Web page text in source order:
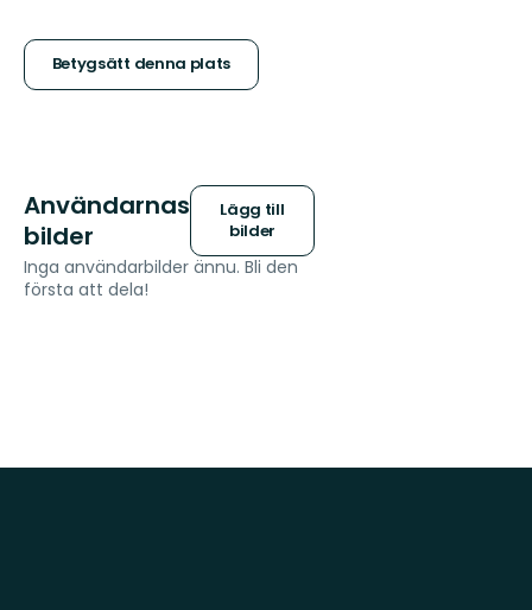
stjärnor
Betygsätt denna plats
Användarnas
bilder
Lägg till
bilder
Inga användarbilder ännu. Bli den
första att dela!